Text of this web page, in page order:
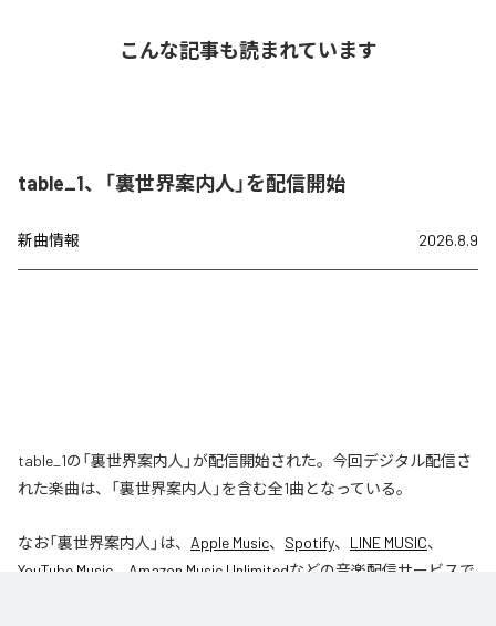
こんな記事も読まれています
table_1、「裏世界案内人」を配信開始
新曲情報 2026.8.9
table_1の「裏世界案内人」が配信開始された。今回デジタル配信さ
れた楽曲は、「裏世界案内人」を含む全1曲となっている。
なお「裏世界案内人 」は、 Apple Music、 Spotify、 LINE MUSIC、
YouTube Music
Amazon Music Unlimitedなどの音楽配信サービスで